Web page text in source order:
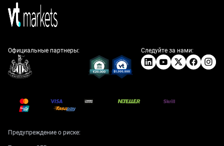
(недели, завершавшиеся 13 мая — 10 июня 2024
года) закончилось ещё примерно +4,5% роста, а
затем коррекцией около 10%.
четвёртой волне (серая W-iv) к 7 310–7 420 (и
утверждается, что оно уже произошло), затем рост
в пятой волне (серая W-v) к 376,4–400,0% — 7 650–7
более чем на 1000 пунктов (то есть снижение рынка
на крупную величину).
310–7 420, фактически проверив минимумы начала
Следуйте за нами:
Официальные партнеры:
Предупреждение о риске: